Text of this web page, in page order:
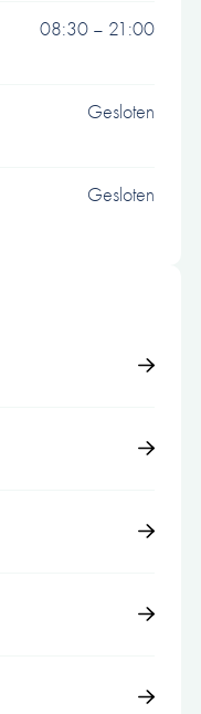
08:30 – 21:00
Gesloten
Gesloten